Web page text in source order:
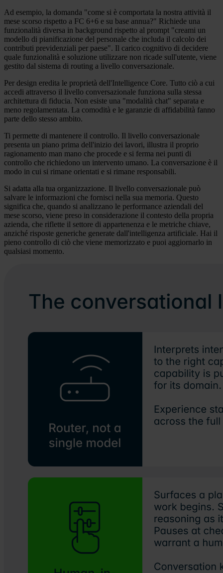
Ad esempio, la domanda "come si è comportata la nostra attività il
mese scorso rispetto a FC 6+6 e su base annua?" Richiede una
funzionalità diversa in background rispetto al prompt "creami un
modello di pianificazione del personale che includa il calcolo dei
contributi previdenziali per paese". Il carico cognitivo di decidere
quale funzionalità e soluzione utilizzare non ricade sull'utente, viene
gestito dal sistema di routing a livello conversazionale.
Per design eredita le proprietà dell'Intelligence Core. Tutto ciò a cui
accedi attraverso il livello conversazionale funziona sulla stessa
architettura di fiducia. Non esiste una "modalità chat" separata e
meno regolamentata. La comodità e le garanzie di affidabilità fanno
parte dello stesso ambito.
Ti permette di mantenere il controllo. Il livello conversazionale
presenta un piano prima dell'inizio dei lavori, illustra il proprio
ragionamento man mano che procede e si ferma nei punti di
controllo che richiedono un intervento umano. La conversazione è il
modo in cui si rimane orientati e si rimane responsabili.
Si adatta alla tua organizzazione. Il livello conversazionale può
salvare le informazioni che fornisci nella sua memoria. Questo
significa che, quando si analizzano le performance aziendali del
mese scorso, viene preso in considerazione il contesto della propria
azienda, che riflette il settore di appartenenza e le metriche chiave,
anziché risposte generiche generate dall'intelligenza artificiale. Hai il
pieno controllo di ciò che viene memorizzato e puoi aggiornarlo in
qualsiasi momento.